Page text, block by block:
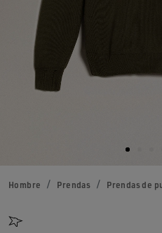
Hombre Prendas Prendas de